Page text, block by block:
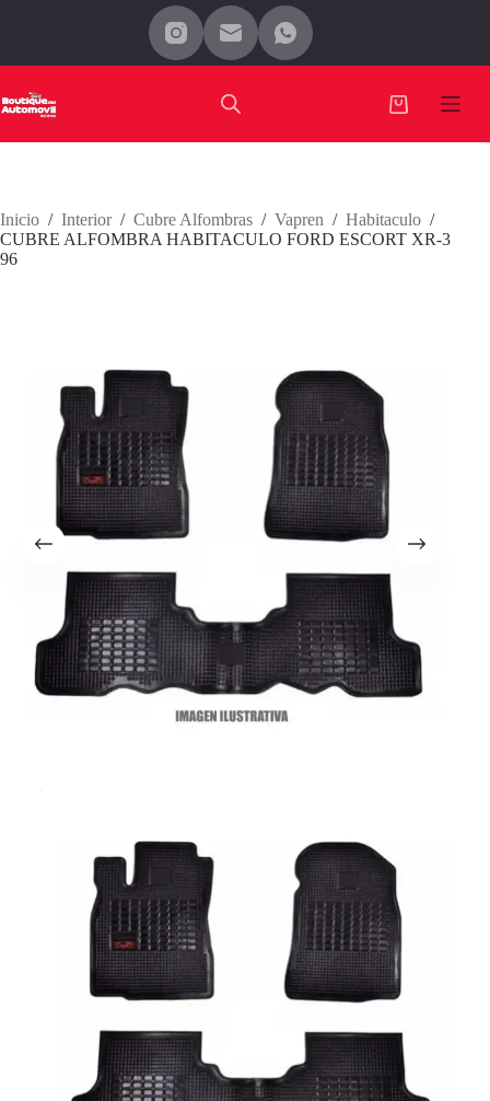
Carro
Inicio / Interior / Cubre Alfombras / Vapren / Habitaculo /
CUBRE ALFOMBRA HABITACULO FORD ESCORT XR-3
96